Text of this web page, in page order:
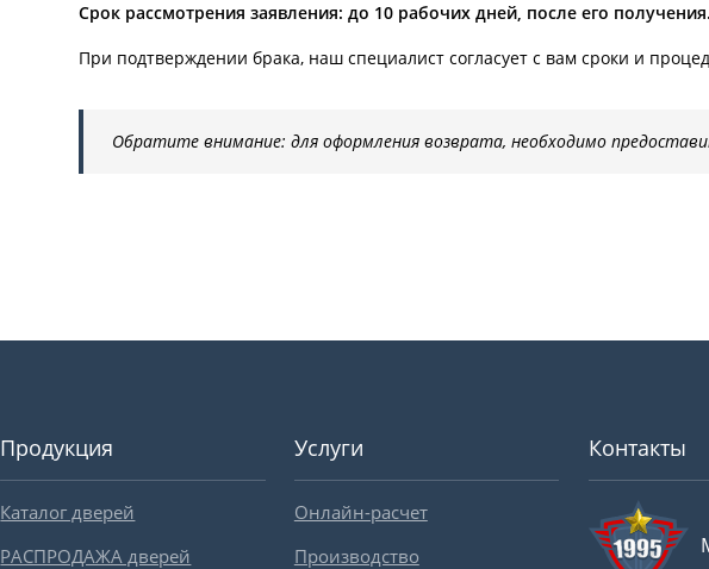
Срок рассмотрения заявления: до 10 рабочих дней, после его получения.
При подтверждении брака, наш специалист согласует с вам сроки и
Обратите внимание: для оформления возврата, необходимо
Продукция
Каталог дверей
РАСПРОДАЖА дверей
Услуги
Онлайн-расчет
Производство
Контакты